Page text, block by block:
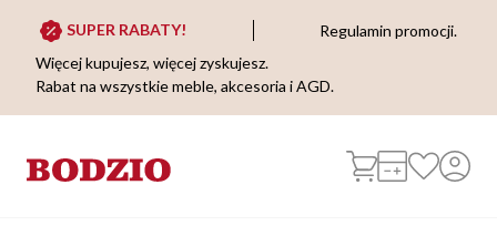
SUPER RABATY!
Regulamin promocji.
Więcej kupujesz, więcej zyskujesz.
Rabat na wszystkie meble, akcesoria i AGD.